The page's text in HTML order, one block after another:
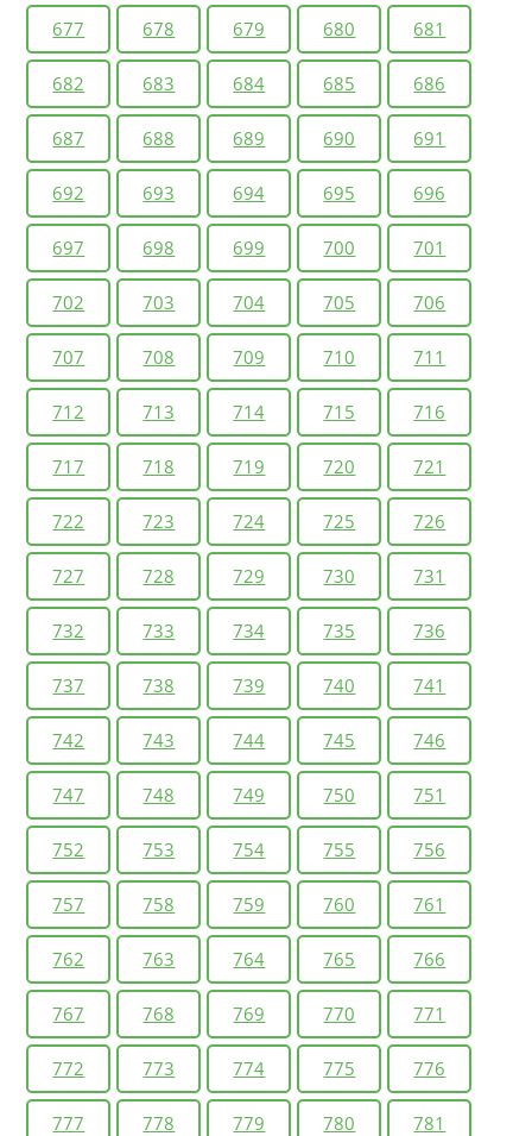
677 678 679 680 681
682 683 684 685 686
687 688 689 690 691
692 693 694 695 696
697 698 699 700 701
702 703 704 705 706
707 708 709 710 711
712 713 714 715 716
717 718 719 720 721
722 723 724 725 726
727 728 729 730 731
732 733 734 735 736
737 738 739 740 741
742 743 744 745 746
747 748 749 750 751
752 753 754 755 756
757 758 759 760 761
762 763 764 765 766
767 768 769 770 771
772 773 774 775 776
777 778 779 780 781